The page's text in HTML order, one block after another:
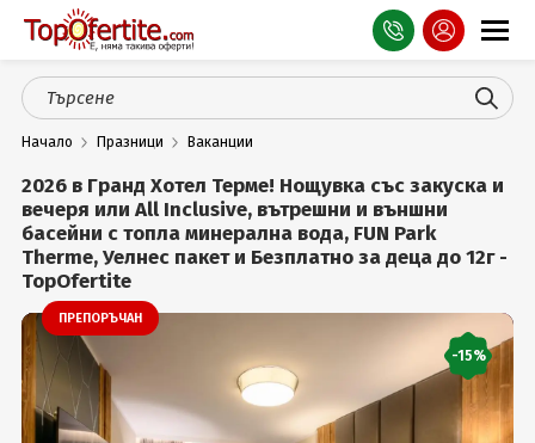
Оферти
СПА
Планина
Море
Чужбина
Празници
Турция
Начало Празници Ваканции
2026 в Гранд Хотел Терме! Нощувка със закуска и
вечеря или All Inclusive, вътрешни и външни
басейни с топла минерална вода, FUN Park
Therme, Уелнес пакет и Безплатно за деца до 12г -
TopOfertite
ПРЕПОРЪЧАН
-15%